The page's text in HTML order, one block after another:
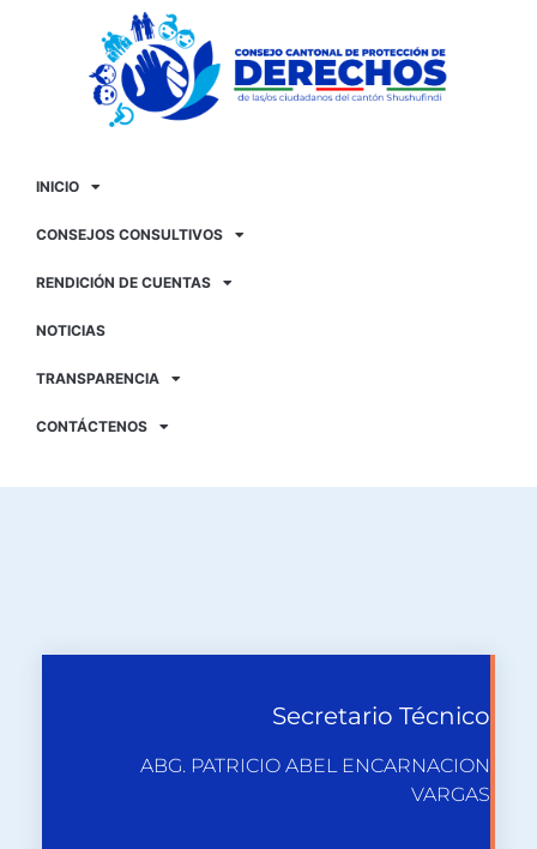
INICIO
CONSEJOS CONSULTIVOS
RENDICIÓN DE CUENTAS
NOTICIAS
TRANSPARENCIA
CONTÁCTENOS
Secretario Técnico
ABG. PATRICIO ABEL ENCARNACION
VARGAS